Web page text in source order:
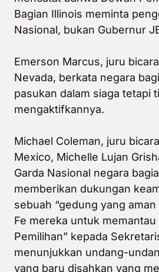
Bagian Illinois meminta
Nasional, bukan Gubernur
Emerson Marcus, juru
Nevada, berkata negara
pasukan dalam siaga tetapi
mengaktifkannya.
Michael Coleman, juru
Mexico, Michelle Lujan
Garda Nasional negara
memberikan dukungan
sebuah “gedung yang
Fe mereka untuk
Pemilihan” kepada
menunjukkan undang-
yang baru disahkan yang